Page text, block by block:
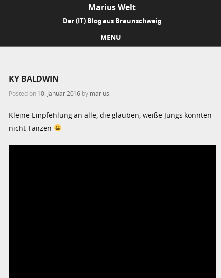
Marius Welt
Der (IT) Blog aus Braunschweig
MENU
KY BALDWIN
Posted on 10. Januar 2016 by marius
Kleine Empfehlung an alle, die glauben, weiße Jungs könnten
nicht Tanzen